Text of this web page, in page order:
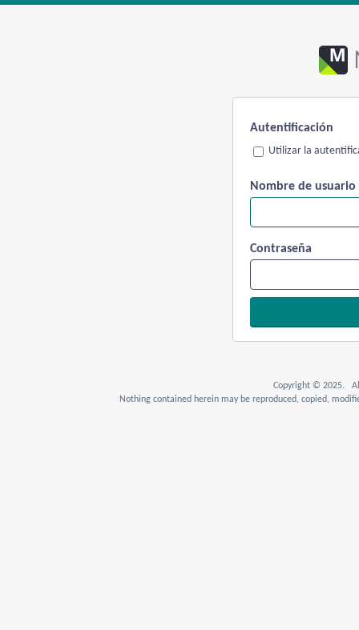
Autentificación
Utilizar la
Nombre de usuario
Contraseña
Copyright © 2025. All
Nothing contained herein may be reproduced, copied,